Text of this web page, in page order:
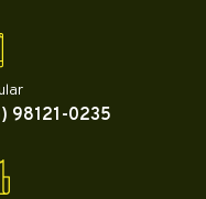
98121-0235